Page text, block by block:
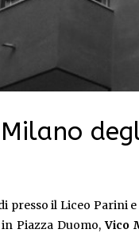
Milano
presso il Liceo
Piazza Duomo,Vico